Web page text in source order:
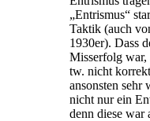
„Entrismus“
Taktik (auch
1930er). Dass
Misserfolg war,
tw. nicht
ansonsten sehr
nicht nur ein
denn diese war